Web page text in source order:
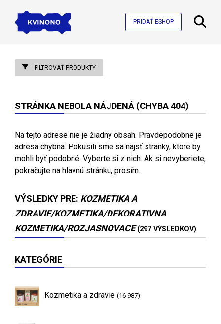
PRIDAŤ ESHOP
FILTROVAŤ PRODUKTY
STRÁNKA NEBOLA NÁJDENÁ (CHYBA 404)
Na tejto adrese nie je žiadny obsah. Pravdepodobne je
adresa chybná. Pokúsili sme sa nájsť stránky, ktoré by
mohli byť podobné. Vyberte si z nich. Ak si nevyberiete,
pokračujte na hlavnú stránku, prosím.
VÝSLEDKY PRE: KOZMETIKA A
ZDRAVIE/KOZMETIKA/DEKORATIVNA
KOZMETIKA/ROZJASNOVACE (297 VÝSLEDKOV)
KATEGÓRIE
Kozmetika a zdravie (16 987)